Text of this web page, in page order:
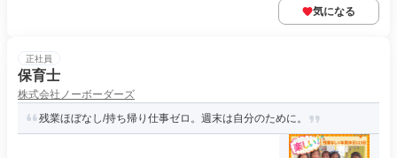
気になる
正社員
保育士
株式会社ノーボーダーズ
残業ほぼなし/持ち帰り仕事ゼロ。週末は自分のために。